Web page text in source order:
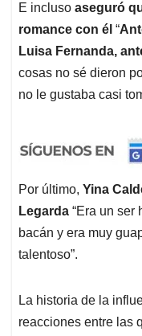
E incluso aseguró
romance con él “
Luisa Fernanda,
cosas no sé dieron
no le gustaba casi
Por último, Yina
Legarda “Era un ser
bacán y era muy
talentoso”.
La historia de la
reacciones entre las